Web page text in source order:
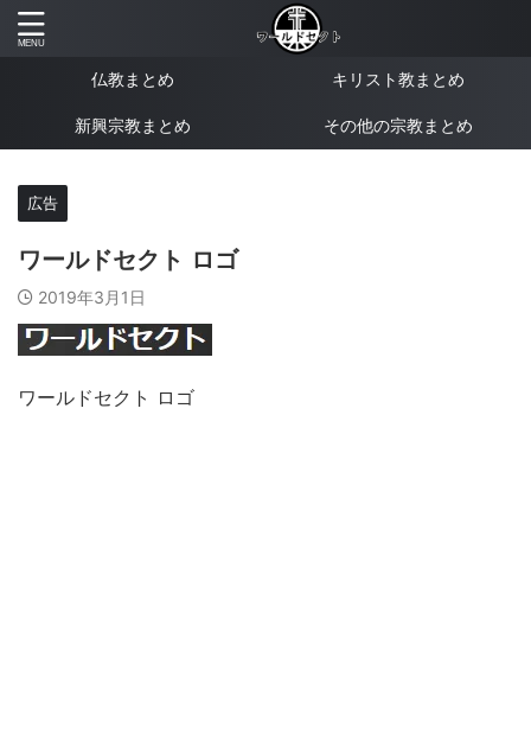
仏教まとめ キリスト教まとめ
新興宗教まとめ その他の宗教まとめ
広告
ワールドセクト ロゴ
2019年3月1日
ワールドセクト ロゴ